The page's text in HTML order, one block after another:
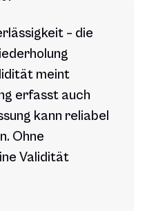
– die
meint
erfasst auch
kann reliabel
Ohne
Validität